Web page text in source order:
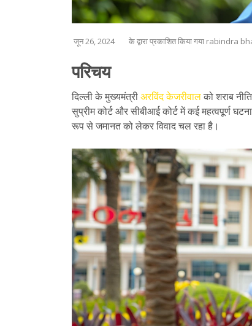
जून 26, 2024 के द्वारा प्रकाशित किया गया rabindra
परिचय
दिल्ली के मुख्यमंत्रीअरविंद केजरीवालको शराब
सुप्रीम कोर्ट और सीबीआई कोर्ट में कई महत्वपूर्ण
रूप से जमानत को लेकर विवाद चल रहा है।